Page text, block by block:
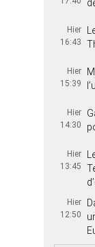
Hier
16:43
Hier
15:39
Hier
14:30
Hier
13:45
Hier
12:50